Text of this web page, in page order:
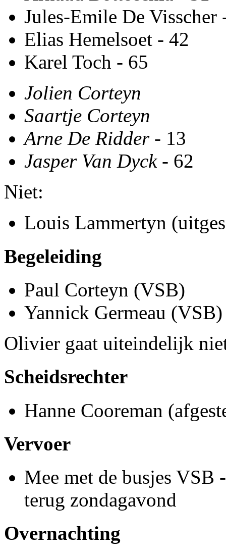
Jules-Emile De Visscher
Elias Hemelsoet - 42
Karel Toch - 65
Jolien Corteyn
Saartje Corteyn
Arne De Ridder- 13
Jasper Van Dyck- 62
Niet:
Louis Lammertyn
Begeleiding
Paul Corteyn (VSB)
Yannick Germeau (VSB)
Olivier gaat uiteindelijk
Scheidsrechter
Hanne Cooreman
Vervoer
Mee met de busjes
terug zondagavond
Overnachting